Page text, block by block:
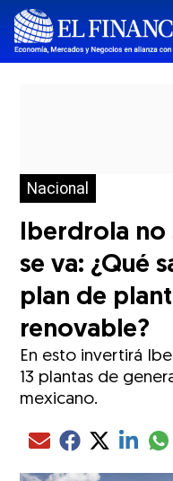
Nacional
Iberdrola no
se va: ¿Qué
plan de
renovable?
En esto invertirá
13 plantas de
mexicano.
Compartir el artículo
Compartir el
Compartir el